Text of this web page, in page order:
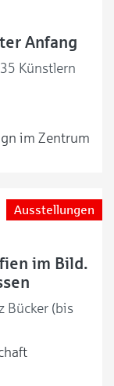
Anfang
Künstlern
im Zentrum
Ausstellungen
im Bild.
Bücker (bis